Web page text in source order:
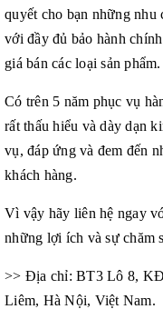
quyết cho bạn những nhu
với đầy đủ bảo hành
giá bán các loại sản phẩm.
Có trên 5 năm phục vụ
rất thấu hiểu và dày dạn
vụ, đáp ứng và đem đến
khách hàng.
Vì vậy hãy liên hệ ngay
những lợi ích và sự chăm
>> Địa chỉ: BT3 Lô 8,
Liêm, Hà Nội, Việt Nam.